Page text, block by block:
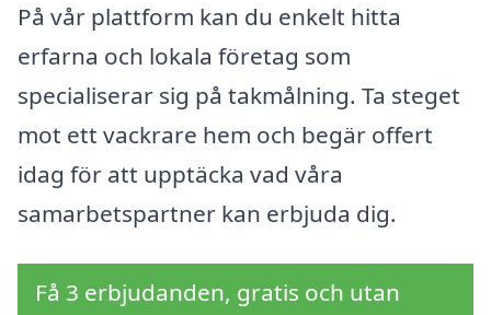
På vår plattform kan du enkelt hitta
erfarna och lokala företag som
specialiserar sig på takmålning. Ta steget
mot ett vackrare hem och begär offert
idag för att upptäcka vad våra
samarbetspartner kan erbjuda dig.
Få 3 erbjudanden, gratis och utan